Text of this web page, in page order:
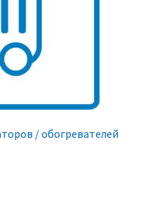
/ обогревателей